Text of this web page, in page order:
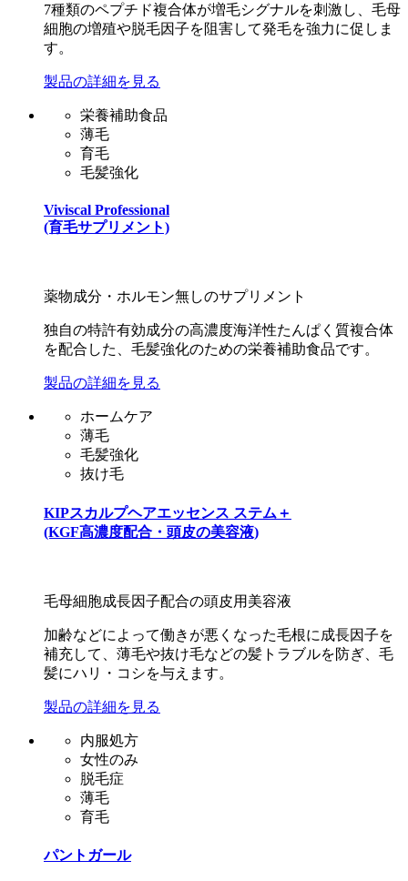
7種類のペプチド複合体が増毛シグナルを刺激し、毛母
細胞の増殖や脱毛因子を阻害して発毛を強力に促しま
す。
製品の詳細を見る
栄養補助食品
薄毛
育毛
毛髪強化
Viviscal Professional
(育毛サプリメント)
薬物成分・ホルモン無しのサプリメント
独自の特許有効成分の高濃度海洋性たんぱく質複合体
を配合した、毛髪強化のための栄養補助食品です。
製品の詳細を見る
ホームケア
薄毛
毛髪強化
抜け毛
KIPスカルプヘアエッセンス ステム＋
(KGF高濃度配合・頭皮の美容液)
毛母細胞成長因子配合の頭皮用美容液
加齢などによって働きが悪くなった毛根に成長因子を
補充して、薄毛や抜け毛などの髪トラブルを防ぎ、毛
髪にハリ・コシを与えます。
製品の詳細を見る
内服処方
女性のみ
脱毛症
薄毛
育毛
パントガール